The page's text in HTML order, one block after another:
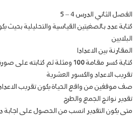
الفصل الثاني الدرس 4 – 5
البلايين
المقارنة بين الاعدادا
كتابة كسر مقامة 100 ومثلة ثم كتابته على صورة كسر عشري
تقريب الاعداد والكسور العشرية
صف موقفين من واقع الحياة يكون تقريب
تقدير نواتج الجمع والطرح
متى يكون التقدير انسب من الحصول على اجابة